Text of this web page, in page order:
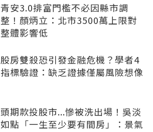
青安3.0排富門檻不必因縣市調
整！顏炳立：北市3500萬上限對
整體影響低
股房雙殺恐引發金融危機？學者4
指標驗證：缺乏證據僅屬風險想像
頭期款投股市...慘被洗出場！吳淡
如點「一生至少要有間房」：景氣